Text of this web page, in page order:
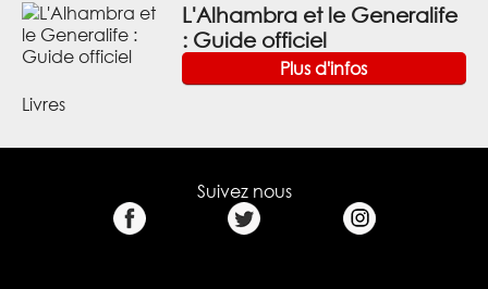
L'Alhambra et le Generalife
: Guide officiel
Plus d'infos
Livres
Suivez nous